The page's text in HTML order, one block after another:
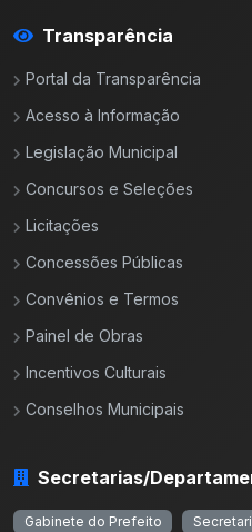
Transparência
Portal da Transparência
Acesso à Informação
Legislação Municipal
Concursos e Seleções
Licitações
Concessões Públicas
Convênios e Termos
Painel de Obras
Incentivos Culturais
Conselhos Municipais
Secretarias/
Gabinete do Prefeito